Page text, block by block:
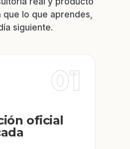
lo que aprendes,
siguiente.
01
oficial